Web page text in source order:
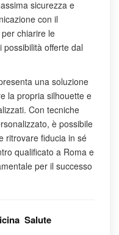
sicurezza e
con il
chiarire le
offerte dal
una soluzione
la propria silhouette e
Con tecniche
è possibile
ritrovare fiducia in sé
qualificato a Roma e
per il successo
Salute